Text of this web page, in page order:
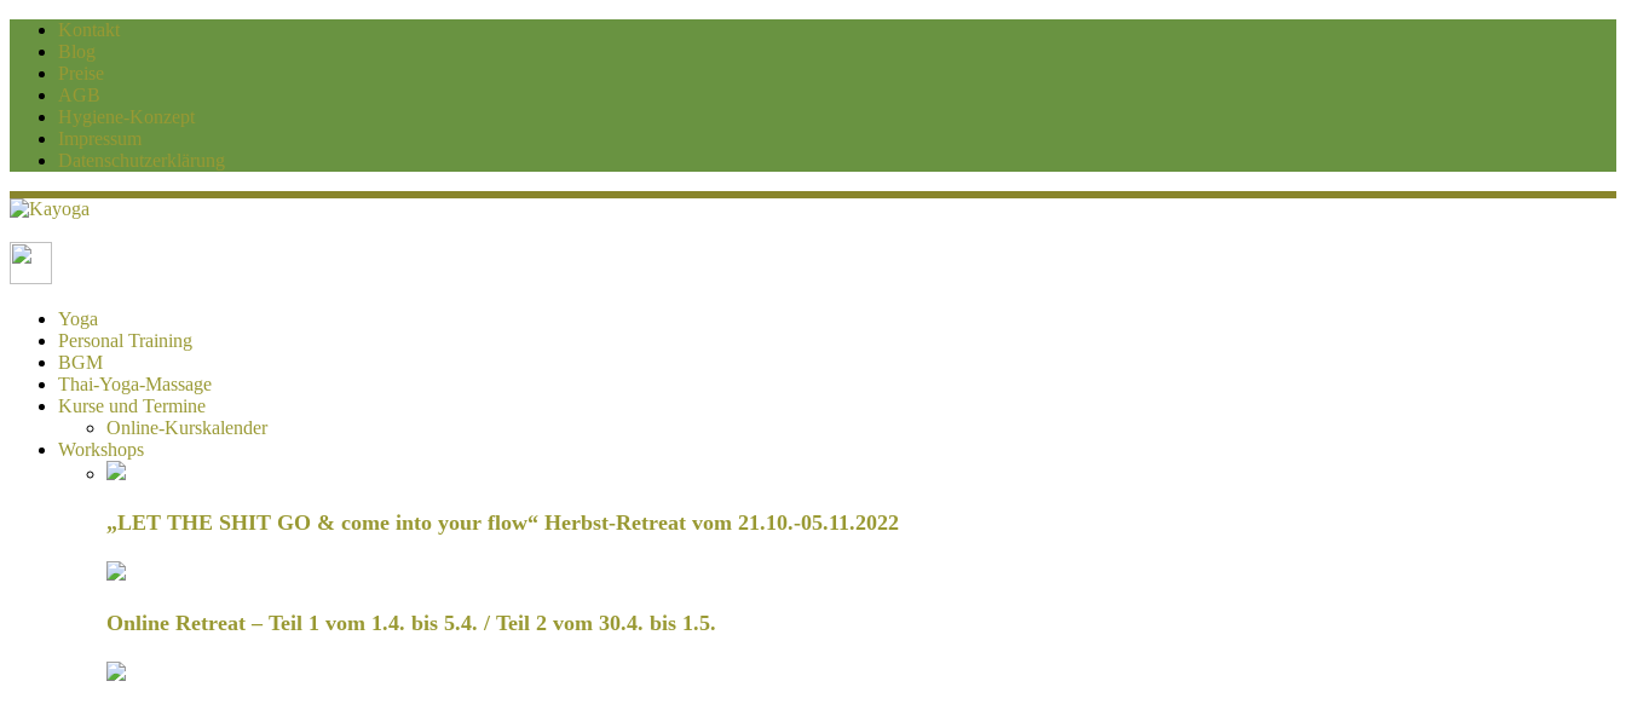
Kontakt
Blog
Preise
AGB
Hygiene-Konzept
Impressum
Datenschutzerklärung
Kayoga
Yoga und Personaltraining Duisburg
Yoga
Personal Training
BGM
Thai-Yoga-Massage
Kurse und Termine
Online-Kurskalender
Workshops
„LET THE SHIT GO & come into your flow“ Herbst-Retreat vom 21.10.-05.11.2022
Online Retreat – Teil 1 vom 1.4. bis 5.4. / Teil 2 vom 30.4. bis 1.5.